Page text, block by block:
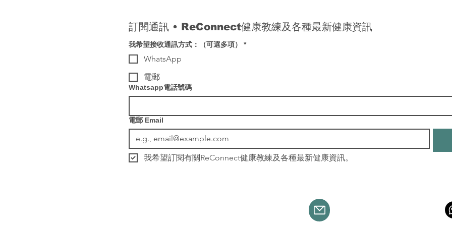
訂閱通訊 • ReConnect健康教練及各種最新健康資訊
我希望接收通訊方式：（可選多項） *
WhatsApp
電郵
Whatsapp電話號碼
電郵 Email
我希望訂閱有關ReConnect健康教練及各種最新健康資訊。